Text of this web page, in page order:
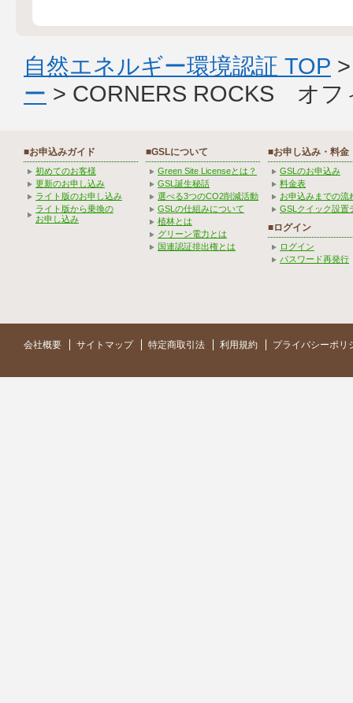
自然エネルギー環境認証 TOP
ー > CORNERS ROCKS オフ
■お申込みガイド
初めてのお客様
更新のお申し込み
ライト版のお申し込み
ライト版から乗換の
お申し込み
■GSLについて
Green Site Licenseとは？
GSL誕生秘話
選べる3つのCO2削減活動
GSLの仕組みについて
植林とは
グリーン電力とは
国連認証排出権とは
■お申し込み・料金
GSLのお申込み
料金表
お申込みまでの流
GSLクイック設置
■ログイン
ログイン
パスワード再発行
会社概要 サイトマップ 特定商取引法 利用規約 プライバシーポリ